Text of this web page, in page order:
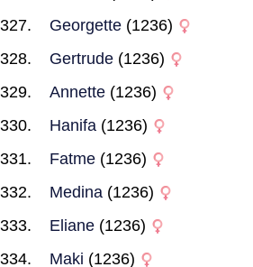
Georgette (1236)
Gertrude (1236)
Annette (1236)
Hanifa (1236)
Fatme (1236)
Medina (1236)
Eliane (1236)
Maki (1236)